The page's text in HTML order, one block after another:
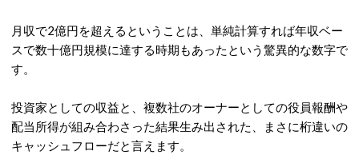
月収で2億円を超えるということは、単純計算すれば年収ベー
スで数十億円規模に達する時期もあったという驚異的な数字で
す。
投資家としての収益と、複数社のオーナーとしての役員報酬や
配当所得が組み合わさった結果生み出された、まさに桁違いの
キャッシュフローだと言えます。